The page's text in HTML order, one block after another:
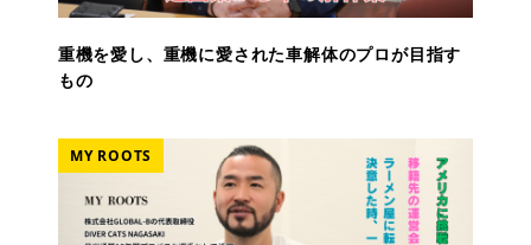
重機を愛し、重機に愛された車解体のプロが目指す
もの
MY ROOTS